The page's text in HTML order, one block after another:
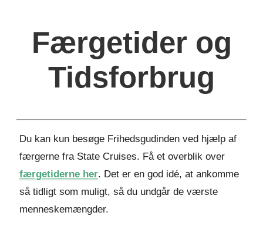
Færgetider og
Tidsforbrug
Du kan kun besøge Frihedsgudinden ved hjælp af
færgerne fra State Cruises. Få et overblik over
færgetiderne her. Det er en god idé, at ankomme
så tidligt som muligt, så du undgår de værste
menneskemængder.